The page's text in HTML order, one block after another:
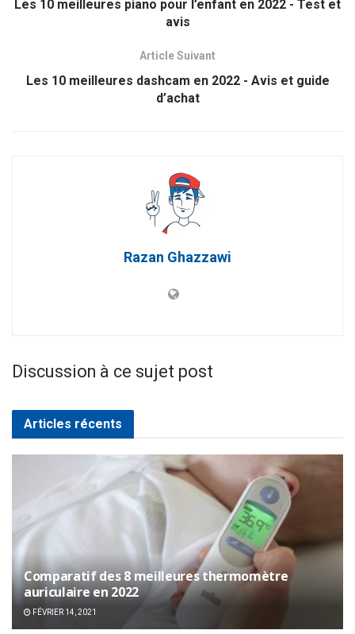
Les 10 meilleures piano pour l’enfant en 2022 - Test et
avis
Article Suivant
Les 10 meilleures dashcam en 2022 - Avis et guide
d’achat
Razan Ghazzawi
Discussion à ce sujet post
Articles récents
Comparatif des 8 meilleures thermomètre
auriculaire en 2022
FÉVRIER 14, 2021